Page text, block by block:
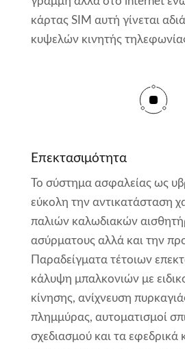
κάρτας SIM αυτή γίνεται
κυψελών κινητής
Επεκτασιμότητα
Το σύστημα ασφαλείας ως
εύκολη την αντικατάσταση
παλιών καλωδιακών
ασύρματους αλλά και την
Παραδείγματα τέτοιων
κάλυψη μπαλκονιών με
κίνησης, ανίχνευση
πλημμύρας, αυτοματισμοί
σχεδιασμού και τα εφεδρικά